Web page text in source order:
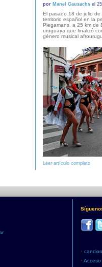
por Manel Gausachsel
El pasado 18 de julio
territorio español en la
Plegamans, a 25 km de
uruguaya que finalizó
género musical
Leer artículo completo
•
•